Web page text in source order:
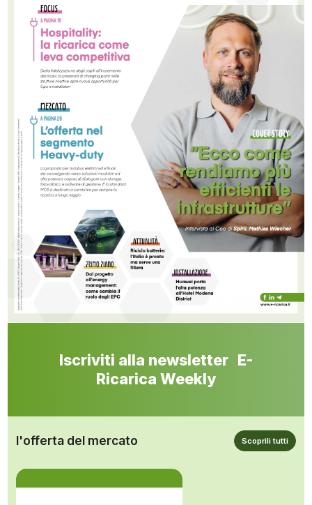
Iscriviti alla newsletter E-
Ricarica Weekly
l'offerta del mercato Scoprili tutti